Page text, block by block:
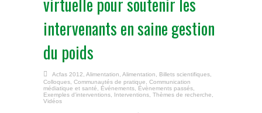
intervenants en saine gestion
du poids
Acfas 2012 Alimentation Alimentation Billets scientifiques
Colloques Communautés de pratique
Communication
médiatique et santé
Événements Évènements passés
Exemples d'interventions
Interventions Thèmes de recherche
Vidéos